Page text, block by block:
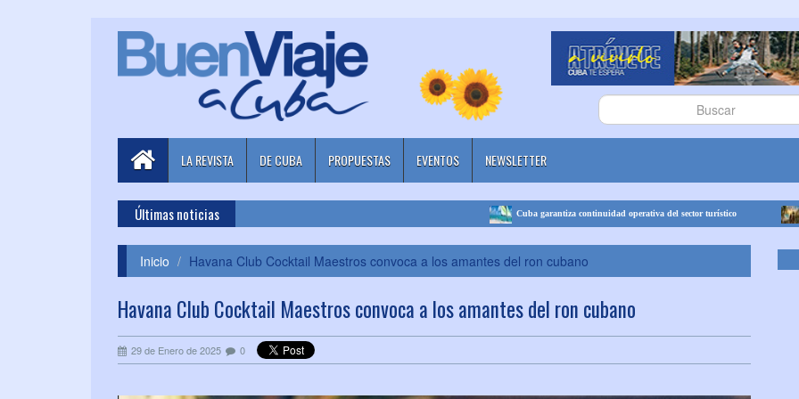
LA REVISTA DE CUBA PROPUESTAS EVENTOS NEWSLETTER
Últimas noticias Cuba garantiza continuidad operativa del sector turístico Cuba
Inicio Havana Club Cocktail Maestros convoca a los amantes del ron cubano
Havana Club Cocktail Maestros convoca a los amantes del ron cubano
29 de Enero de 2025 0